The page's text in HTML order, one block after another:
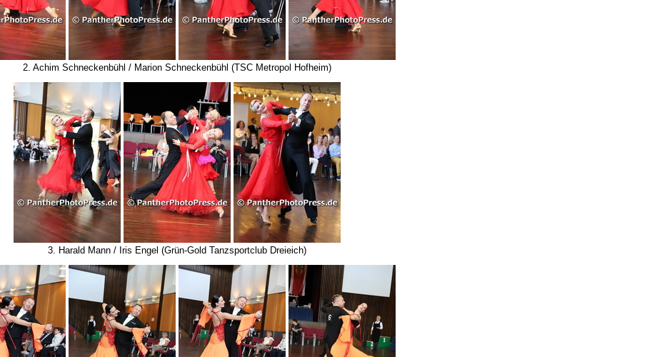
2. Achim Schneckenbühl / Marion Schneckenbühl (TSC Metropol Hofheim)
3. Harald Mann / Iris Engel (Grün-Gold Tanzsportclub Dreieich)